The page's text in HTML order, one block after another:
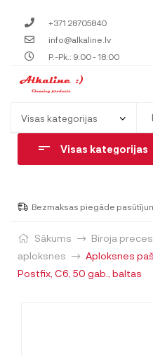
+371 28705840
info@alkaline.lv
P.-Pk.: 9:00 - 18:00
Visas kategorijas
Bezmaksas piegāde
Sākums Biroja preces
aploksnes
Aploksnes
Postfix, C6, 50 gab., baltas